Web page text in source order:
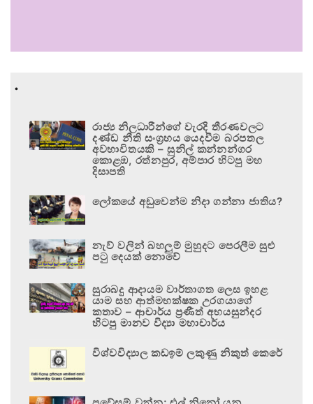
.
රාජ්‍ය නිලධාරීන්ගේ වැරදි තීරණවලට
දණ්ඩ නීති සංග්‍රහය යෙදවීම බරපතල
අවභාවිතයකි – සුනිල් කන්නන්ගර
කොළඹ, රත්නපුර, අම්පාර හිටපු මහ
දිසාපති
ලෝකයේ අඩුවෙන්ම නිදා ගන්නා ජාතිය?
නැව් වලින් බහලුම් මුහුදට පෙරලීම සුළු
පටු දෙයක් නොවේ
සුරාබදු ආදායම වාර්තාගත ලෙස ඉහළ
යාම සහ ආත්මභක්ෂක උරගයාගේ
කතාව – ආචාර්ය ප්‍රණීත් අභයසුන්දර
හිටපු මානව විද්‍යා මහාචාර්ය
විශ්වවිද්‍යාල කඩඉම් ලකුණු නිකුත් කෙරේ